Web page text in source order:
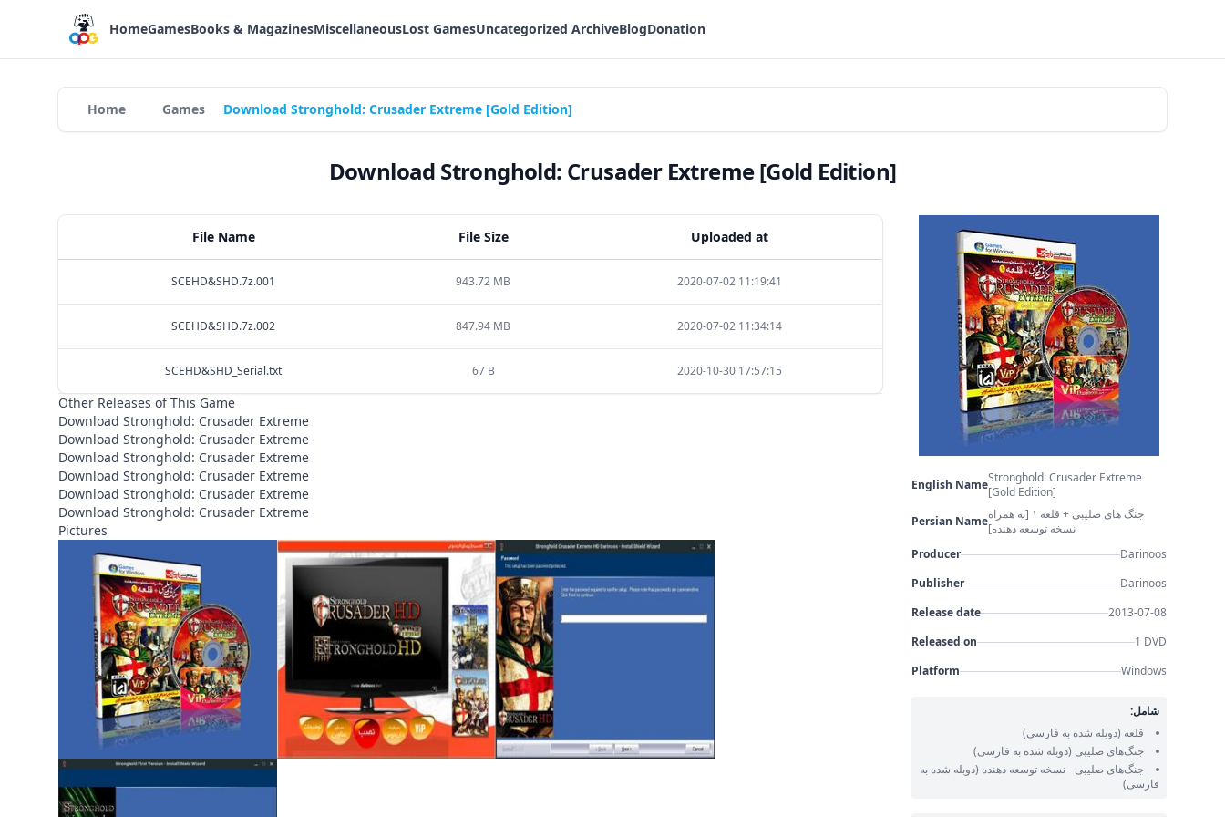
HomeGamesBooks & MagazinesMiscellaneousLost GamesUncategorized ArchiveBlogDonation
Home Games Download Stronghold: Crusader Extreme [Gold Edition]
Download Stronghold: Crusader Extreme [Gold Edition]
File Name File Size Uploaded at
SCEHD&SHD.7z.001 943.72 MB 2020-07-02 11:19:41
SCEHD&SHD.7z.002 847.94 MB 2020-07-02 11:34:14
SCEHD&SHD_Serial.txt 67 B 2020-10-30 17:57:15
Other Releases of This Game
Download Stronghold: Crusader Extreme
Download Stronghold: Crusader Extreme
Download Stronghold: Crusader Extreme
Download Stronghold: Crusader Extreme
Download Stronghold: Crusader Extreme
Download Stronghold: Crusader Extreme
Pictures
English NameStronghold: Crusader Extreme
[Gold Edition]
Persian Nameجنگ های صلیبی + قلعه ۱ [به همراه
نسخه توسعه دهنده]
Producer
Darinoos
Publisher
Darinoos
Release date
2013-07-08
Released on
1 DVD
Platform
Windows
شامل:
قلعه (دوبله شده به فارسی)
جنگ‌های صلیبی (دوبله شده به فارسی)
جنگ‌های صلیبی - نسخه توسعه دهنده (دوبله شده به
فارسی)